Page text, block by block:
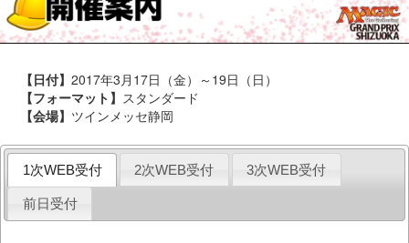
【日付】 2017年3月17日（金）～19日（日）
【フォーマット】 スタンダード
【会場】 ツインメッセ静岡
1次WEB受付 2次WEB受付 3次WEB受付
前日受付